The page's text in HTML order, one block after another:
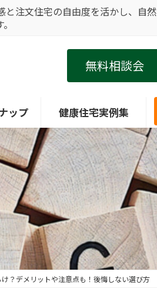
と注文住宅の自由度を活かし、自然
無料相談会
ップ 健康住宅実例集
？デメリットや注意点も！後悔しない選び方